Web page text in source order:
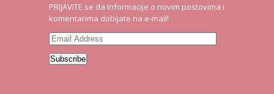
PRIJAVITE se da informacije o novim postovima i
komentarima dobijate na e-mail!
Email
Address
Subscribe